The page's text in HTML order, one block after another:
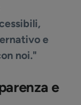
e
noi."
e